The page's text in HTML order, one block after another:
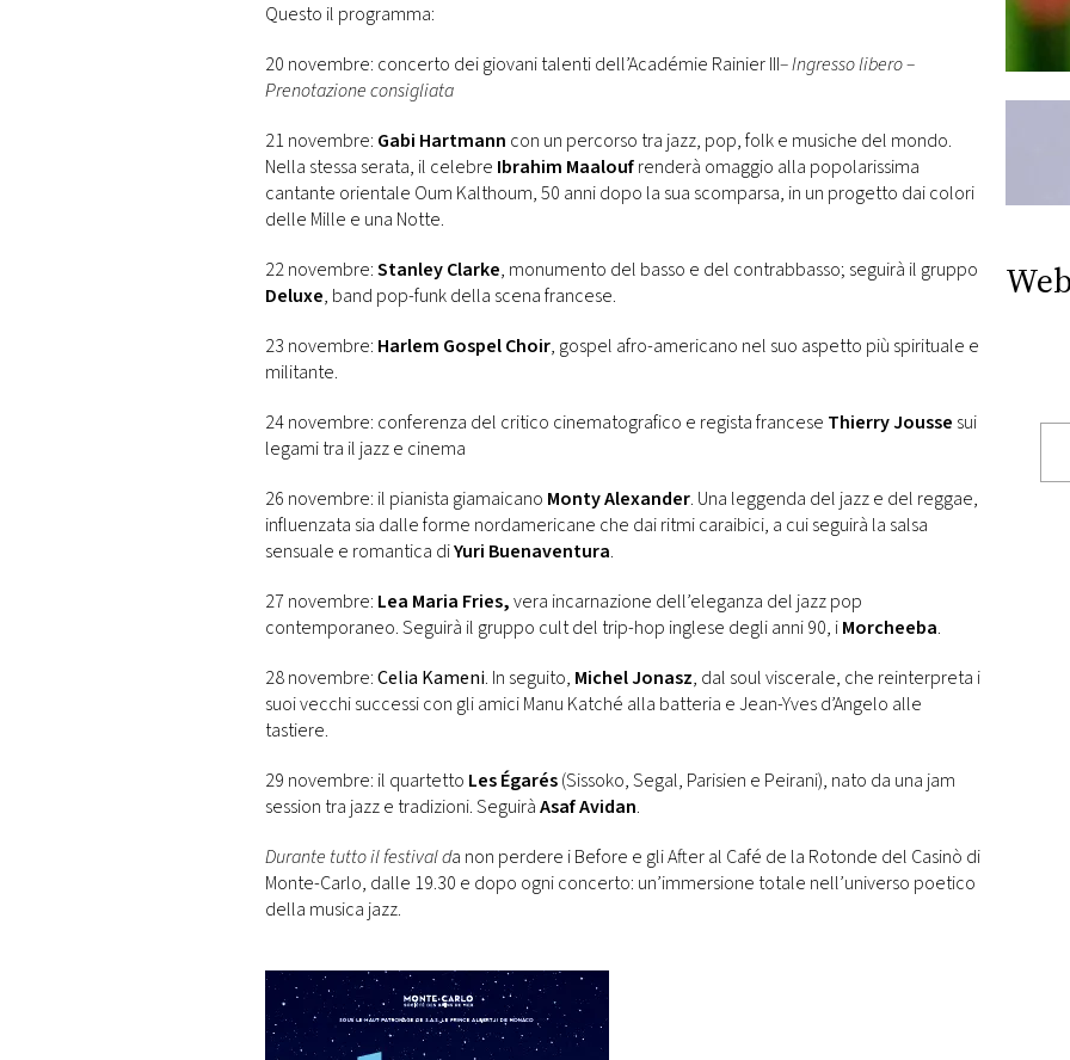
Questo il programma:
20 novembre: concerto dei giovani talenti dell’Académie Rainier III– Ingresso libero –
Prenotazione consigliata
21 novembre: Gabi Hartmann con un percorso tra jazz, pop, folk e musiche del mondo.
Nella stessa serata, il celebre Ibrahim Maaloufrenderà omaggio alla popolarissima
cantante orientale Oum Kalthoum, 50 anni dopo la sua scomparsa, in un progetto dai colori
delle Mille e una Notte.
22 novembre:Stanley Clarke, monumento del basso e del contrabbasso; seguirà il gruppo
Deluxe, band pop-funk della scena francese.
23 novembre: Harlem Gospel Choir, gospel afro-americano nel suo aspetto più spirituale e
militante.
24 novembre: conferenza del critico cinematografico e regista francese Thierry Jousse sui
legami tra il jazz e cinema
26 novembre: il pianista giamaicano Monty Alexander. Una leggenda del jazz e del reggae,
influenzata sia dalle forme nordamericane che dai ritmi caraibici, a cui seguirà la salsa
sensuale e romantica diYuri Buenaventura.
27 novembre: Lea Maria Fries,vera incarnazione dell’eleganza del jazz pop
contemporaneo. Seguirà il gruppo cult del trip-hop inglese degli anni 90, iMorcheeba.
28 novembre:Celia Kameni. In seguito, Michel Jonasz, dal soul viscerale, che reinterpreta i
suoi vecchi successi con gli amici Manu Katché alla batteria e Jean-Yves d’Angelo alle
tastiere.
29 novembre: il quartetto Les Égarés(Sissoko, Segal, Parisien e Peirani), nato da una jam
session tra jazz e tradizioni. SeguiràAsaf Avidan.
Durante tutto il festival da non perdere i Before e gli After al Café de la Rotonde del Casinò di
Monte-Carlo, dalle 19.30 e dopo ogni concerto: un’immersione totale nell’universo poetico
della musica jazz.